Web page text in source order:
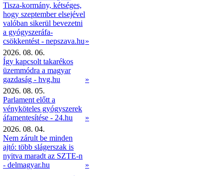
Tisza-kormány, kétséges,
hogy szeptember elsejével
valóban sikerül bevezetni
a gyógyszeráfa-
csökkentést - nepszava.hu»
2026. 08. 06.
Így kapcsolt takarékos
üzemmódra a magyar
gazdaság - hvg.hu
»
2026. 08. 05.
Parlament előtt a
vényköteles gyógyszerek
áfamentesítése - 24.hu
»
2026. 08. 04.
Nem zárult be minden
ajtó: több slágerszak is
nyitva maradt az SZTE-n
- delmagyar.hu
»